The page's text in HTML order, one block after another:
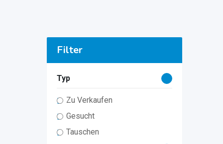
Filter
Typ
Zu Verkaufen
Gesucht
Tauschen